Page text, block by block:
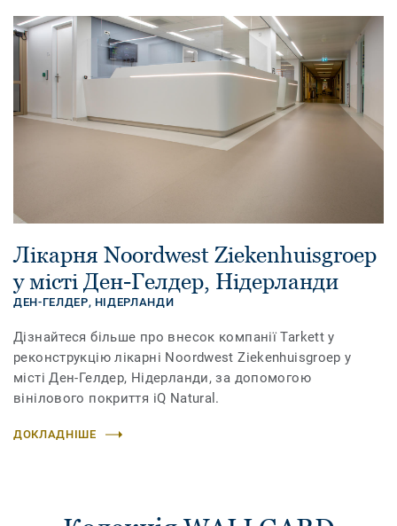
Лікарня Noordwest Ziekenhuisgroep
у місті Ден-Гелдер, Нідерланди
ДЕН-ГЕЛДЕР, НІДЕРЛАНДИ
Дізнайтеся більше про внесок компанії Tarkett у
реконструкцію лікарні Noordwest Ziekenhuisgroep у
місті Ден-Гелдер, Нідерланди, за допомогою
вінілового покриття iQ Natural.
ДОКЛАДНІШЕ